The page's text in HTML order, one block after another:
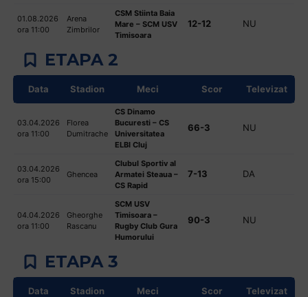
screen
reader
you
navigate
and
with
01.08.2026
ora 11:00
Arena
Zimbrilor
CSM Stiinta Baia
Mare – SCM USV
Timisoara
12-12 NU
ETAPA 2
Data Stadion Meci Scor Televizat
03.04.2026
ora 11:00
Florea
Dumitrache
CS Dinamo
Bucuresti – CS
Universitatea
ELBI Cluj
66-3 NU
03.04.2026
ora 15:00
Ghencea
Clubul Sportiv al
Armatei Steaua –
CS Rapid
7-13 DA
04.04.2026
ora 11:00
Gheorghe
Rascanu
SCM USV
Timisoara –
Rugby Club Gura
Humorului
90-3 NU
ETAPA 3
Data Stadion Meci Scor Televizat